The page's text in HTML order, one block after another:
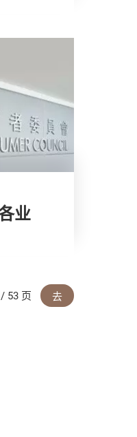
业
/ 53 页 去